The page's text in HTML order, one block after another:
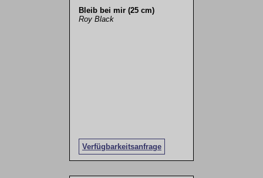
Bleib bei mir (25 cm)
Roy Black
Verfügbarkeitsanfrage